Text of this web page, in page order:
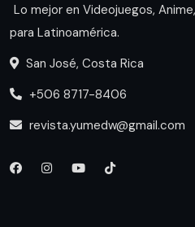
Lo mejor en Videojuegos,
para Latinoamérica.
San José, Costa Rica
+506 8717-8406
revista.yumedw@gmail.com